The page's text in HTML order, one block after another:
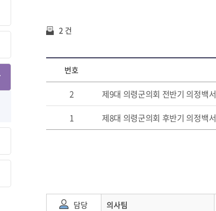
2 건
번호
2 제9대 의령군의회 전반기 의정백서
1
제8대 의령군의회 후반기 의정백서
담당 의사팀